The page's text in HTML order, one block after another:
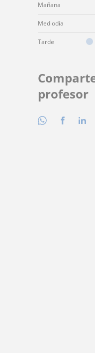
Mañana
Mediodía
Tarde
profesor